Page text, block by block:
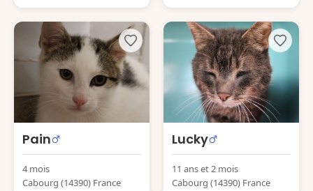
Pain
4 mois
Cabourg (14390) France
Lucky
11 ans et 2 mois
Cabourg (14390) France